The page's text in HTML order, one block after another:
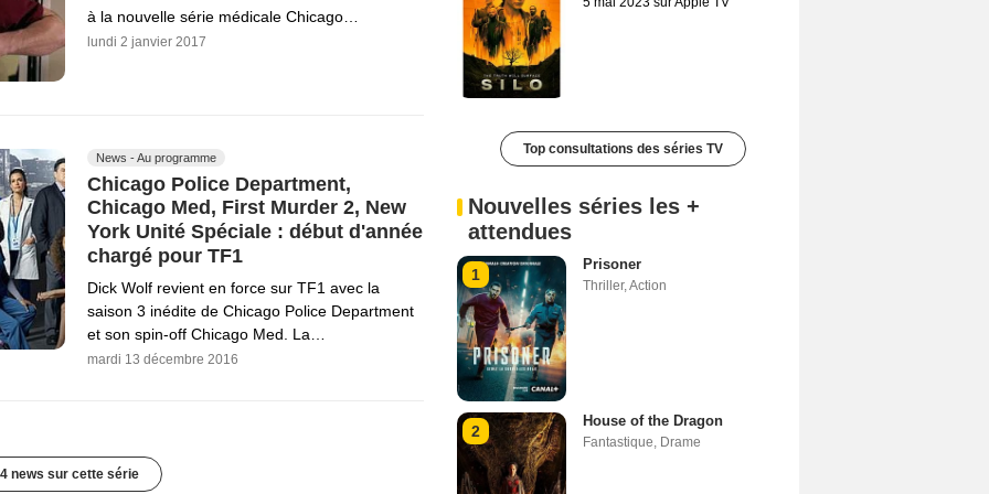
à la nouvelle série médicale Chicago…
lundi 2 janvier 2017
News - Au programme
Chicago Police Department,
Chicago Med, First Murder 2, New
York Unité Spéciale : début d'année
chargé pour TF1
Dick Wolf revient en force sur TF1 avec la
saison 3 inédite de Chicago Police Department
et son spin-off Chicago Med. La…
mardi 13 décembre 2016
news sur cette série
Top consultations des séries TV
Nouvelles séries les +
attendues
1
Prisoner
Thriller,Action
2
House of the Dragon
Fantastique, Drame